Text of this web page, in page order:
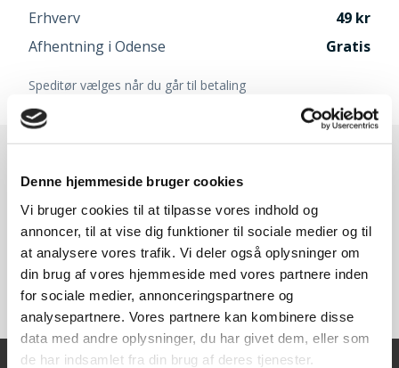
Denne hjemmeside bruger cookies
Vi bruger cookies til at tilpasse vores indhold og
annoncer, til at vise dig funktioner til sociale medier og til
at analysere vores trafik. Vi deler også oplysninger om
din brug af vores hjemmeside med vores partnere inden
for sociale medier, annonceringspartnere og
analysepartnere. Vores partnere kan kombinere disse
data med andre oplysninger, du har givet dem, eller som
de har indsamlet fra din brug af deres tjenester.
Erhverv
49
Afhentning i Odense
Gratis
Speditør vælges når du går til betaling